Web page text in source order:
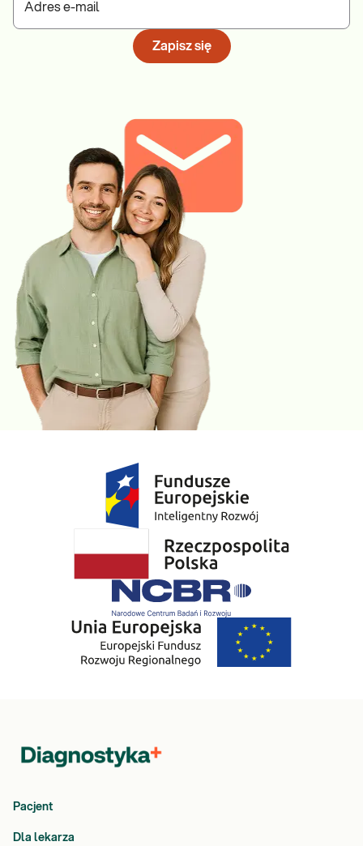
Adres e-mail
Zapisz się
Pacjent
Dla lekarza